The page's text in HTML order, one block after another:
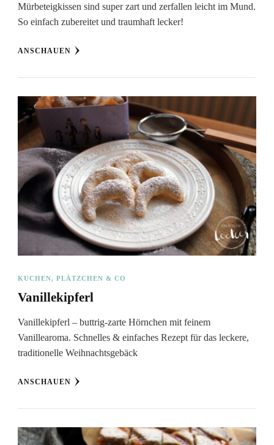
Mürbeteigkissen sind super zart und zerfallen leicht im Mund.
So einfach zubereitet und traumhaft lecker!
ANSCHAUEN
KUCHEN, PLÄTZCHEN & CO
Vanillekipferl
Vanillekipferl – buttrig-zarte Hörnchen mit feinem
Vanillearoma. Schnelles & einfaches Rezept für das leckere,
traditionelle Weihnachtsgebäck
ANSCHAUEN